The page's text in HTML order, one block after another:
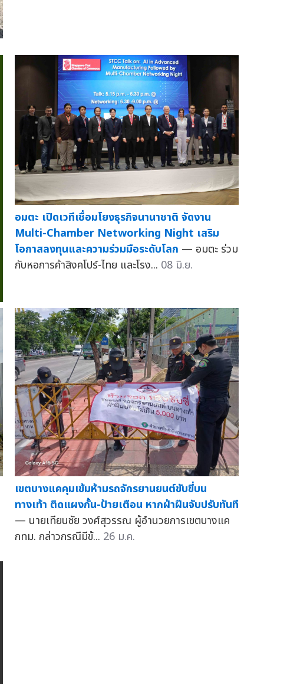
อมตะ เปิดเวทีเชื่อมโยงธุรกิจนานาชาติ จัดงาน
Multi-Chamber Networking Night เสริม
โอกาสลงทุนและความร่วมมือระดับโลก — อมตะ ร่วม
กับหอการค้าสิงคโปร์-ไทย และโรง... 08 มิ.ย.
เขตบางแคคุมเข้มห้ามรถจักรยานยนต์ขับขี่บน
ทางเท้า ติดแผงกั้น-ป้ายเตือน หากฝ่าฝืนจับปรับทันที
— นายเทียนชัย วงศ์สุวรรณ ผู้อำนวยการเขตบางแค
กทม. กล่าวกรณีมีข้... 26 ม.ค.